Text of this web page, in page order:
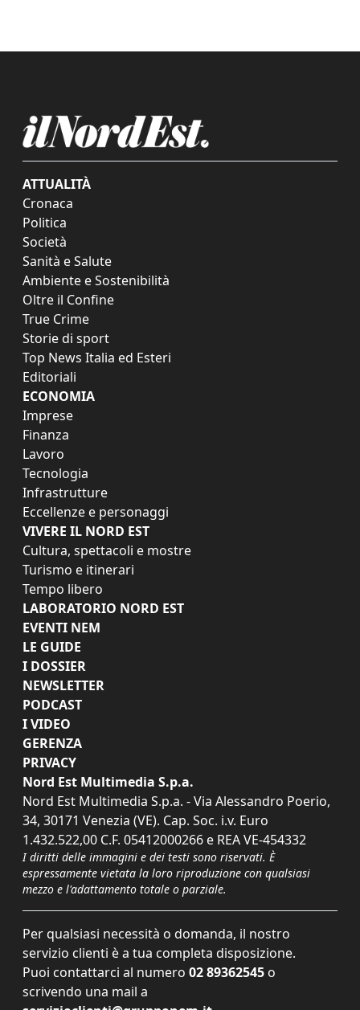
ATTUALITÀ
Cronaca
Politica
Società
Sanità e Salute
Ambiente e Sostenibilità
Oltre il Confine
True Crime
Storie di sport
Top News Italia ed Esteri
Editoriali
ECONOMIA
Imprese
Finanza
Lavoro
Tecnologia
Infrastrutture
Eccellenze e personaggi
VIVERE IL NORD EST
Cultura, spettacoli e mostre
Turismo e itinerari
Tempo libero
LABORATORIO NORD EST
EVENTI NEM
LE GUIDE
I DOSSIER
NEWSLETTER
PODCAST
I VIDEO
GERENZA
PRIVACY
Nord Est Multimedia S.p.a.
Nord Est Multimedia S.p.a. - Via Alessandro Poerio,
34, 30171 Venezia (VE). Cap. Soc. i.v. Euro
1.432.522,00 C.F. 05412000266 e REA VE-454332
I diritti delle immagini e dei testi sono riservati. È
espressamente vietata la loro riproduzione con qualsiasi
mezzo e l'adattamento totale o parziale.
Per qualsiasi necessità o domanda, il nostro
servizio clienti è a tua completa disposizione.
Puoi contattarci al numero 02 89362545 o
scrivendo una mail a